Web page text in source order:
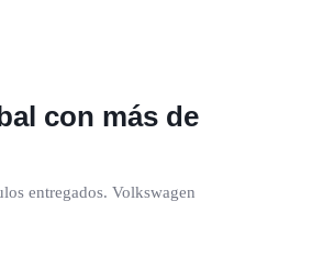
con más de
entregados. Volkswagen